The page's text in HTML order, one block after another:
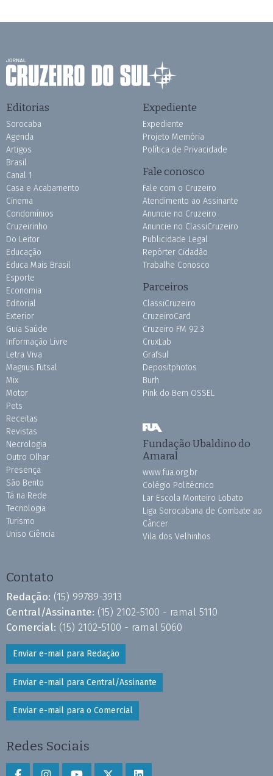
Editorias
Sorocaba
Agenda
Artigos
Brasil
Canal 1
Casa e Acabamento
Cinema
Condomínios
Cruzeirinho
Do Leitor
Educação
Educa Mais Brasil
Esporte
Economia
Editorial
Exterior
Guia Saúde
Informação Livre
Letra Viva
Magnus Futsal
Mix
Motor
Pets
Receitas
Revistas
Necrologia
Outro Olhar
Presença
São Bento
Tá na Rede
Tecnologia
Turismo
Uniso Ciência
Expediente
Expediente
Projeto Memória
Política de Privacidade
Fale conosco
Fale com o Cruzeiro
Atendimento ao Assinante
Anuncie no Cruzeiro
Anuncie no ClassiCruzeiro
Publicidade Legal
Repórter Cidadão
Trabalhe Conosco
Parceiros
ClassiCruzeiro
CruzeiroCard
Cruzeiro FM 92.3
CruxLab
Grafsul
Depositphotos
Burh
Pink do Bem OSSEL
Fundação Ubaldino do
Amaral
www.fua.org.br
Colégio Politécnico
Lar Escola Monteiro Lobato
Liga Sorocabana de Combate ao
Câncer
Vila dos Velhinhos
Contato
Redação: (15) 99789-3913
Central/Assinante: (15) 2102-5100 - ramal 5110
Comercial: (15) 2102-5100 - ramal 5060
Enviar e-mail para Redação
Enviar e-mail para Central/Assinante
Enviar e-mail para o Comercial
Redes Sociais